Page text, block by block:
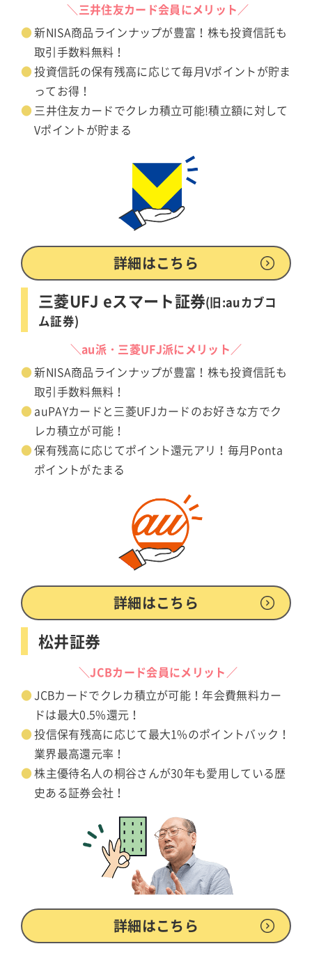
＼三井住友カード会員にメリット／
新NISA商品ラインナップが豊富！株も投資信託も
取引手数料無料！
投資信託の保有残高に応じて毎月Vポイントが貯ま
ってお得！
三井住友カードでクレカ積立可能!積立額に対して
Vポイントが貯まる
詳細はこちら
三菱UFJ eスマート証券(旧:auカブコ
ム証券)
＼au派・三菱UFJ派にメリット／
新NISA商品ラインナップが豊富！株も投資信託も
取引手数料無料！
auPAYカードと三菱UFJカードのお好きな方でク
レカ積立が可能！
保有残高に応じてポイント還元アリ！毎月Ponta
ポイントがたまる
詳細はこちら
松井証券
＼JCBカード会員にメリット／
JCBカードでクレカ積立が可能！年会費無料カー
ドは最大0.5%還元！
投信保有残高に応じて最大1%のポイントバック！
業界最高還元率！
株主優待名人の桐谷さんが30年も愛用している歴
史ある証券会社！
詳細はこちら